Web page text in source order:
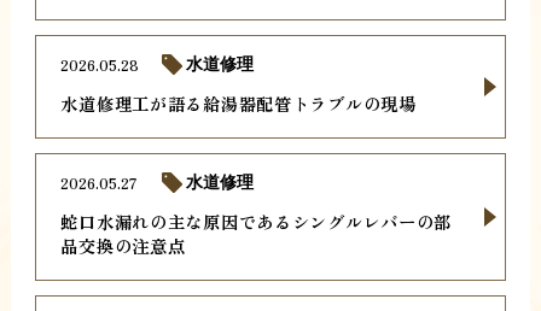
水道修理工が語る給湯器配管トラブルの現場
2026.05.28 水道修理
蛇口水漏れの主な原因であるシングルレバーの部
品交換の注意点
2026.05.27 水道修理